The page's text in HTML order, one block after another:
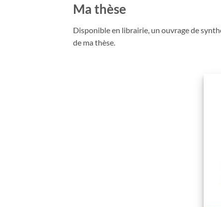
Ma thèse
Disponible en librairie, un ouvrage de
de ma thèse.